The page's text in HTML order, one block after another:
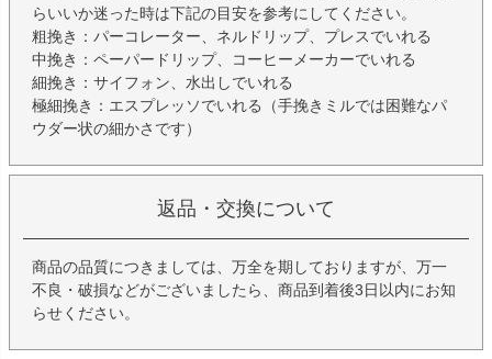
らいいか迷った時は下記の目安を参考にしてください。
粗挽き：パーコレーター、ネルドリップ、プレスでいれる
中挽き：ペーパードリップ、コーヒーメーカーでいれる
細挽き：サイフォン、水出しでいれる
極細挽き：エスプレッソでいれる（手挽きミルでは困難なパ
ウダー状の細かさです）
返品・交換について
商品の品質につきましては、万全を期しておりますが、万一
不良・破損などがございましたら、商品到着後3日以内にお知
らせください。